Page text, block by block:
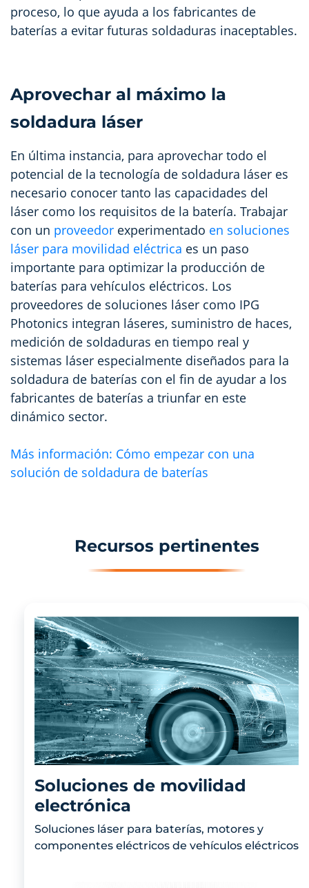
proceso, lo que ayuda a los fabricantes de
baterías a evitar futuras soldaduras inaceptables.
Aprovechar al máximo la
soldadura láser
En última instancia, para aprovechar todo el
potencial de la tecnología de soldadura láser es
necesario conocer tanto las capacidades del
láser como los requisitos de la batería. Trabajar
con un proveedor experimentado en soluciones
láser para movilidad eléctrica es un paso
importante para optimizar la producción de
baterías para vehículos eléctricos. Los
proveedores de soluciones láser como IPG
Photonics integran láseres, suministro de haces,
medición de soldaduras en tiempo real y
sistemas láser especialmente diseñados para la
soldadura de baterías con el fin de ayudar a los
fabricantes de baterías a triunfar en este
dinámico sector.
Más información: Cómo empezar con una
solución de soldadura de baterías
Recursos pertinentes
Soluciones de movilidad
electrónica
Soluciones láser para baterías, motores y
componentes eléctricos de vehículos eléctricos